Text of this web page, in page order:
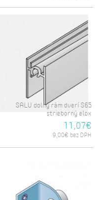
SALU dolný rám dverí S65
strieborný elox
11,07€
9,00€ bez DPH